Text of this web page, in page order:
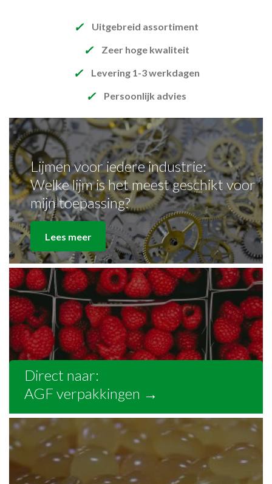
✓ Uitgebreid assortiment
✓ Zeer hoge kwaliteit
✓ Levering 1-3 werkdagen
✓ Persoonlijk advies
Lijmen voor iedere industrie:
Welke lijm is het meest geschikt voor
mijn toepassing?
Lees meer
Direct naar:
AGF verpakkingen →